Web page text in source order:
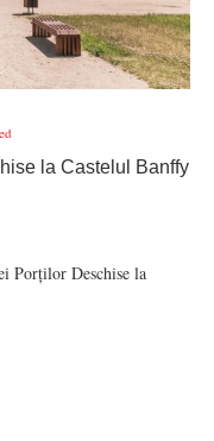
la Castelul Banffy
Porților Deschise la